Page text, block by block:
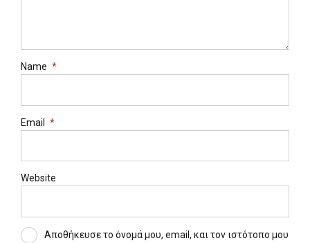
Name *
Email *
Website
Αποθήκευσε το όνομά μου, email, και τον ιστότοπο μου